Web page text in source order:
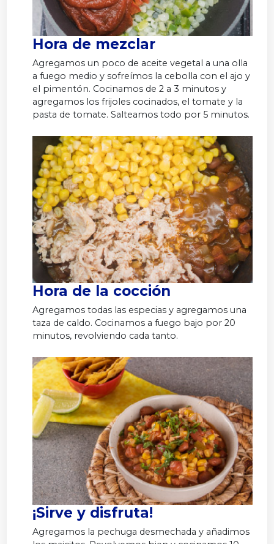
Hora de mezclar
Agregamos un poco de aceite vegetal a una olla
a fuego medio y sofreímos la cebolla con el ajo y
el pimentón. Cocinamos de 2 a 3 minutos y
agregamos los frijoles cocinados, el tomate y la
pasta de tomate. Salteamos todo por 5 minutos.
Hora de la cocción
Agregamos todas las especias y agregamos una
taza de caldo. Cocinamos a fuego bajo por 20
minutos, revolviendo cada tanto.
¡Sirve y disfruta!
Agregamos la pechuga desmechada y añadimos